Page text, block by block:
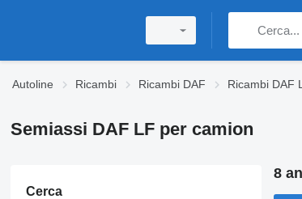
Autoline Ricambi Ricambi DAF Ricambi DAF
Semiassi DAF LF per camion
Cerca
8